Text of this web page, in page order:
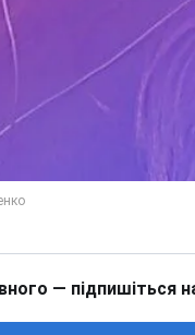
— підпишіться